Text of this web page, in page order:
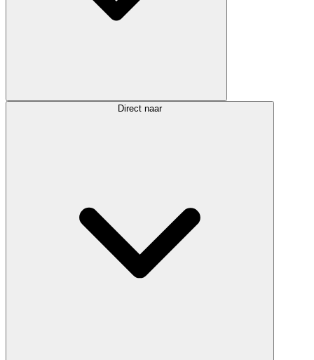
Direct naar